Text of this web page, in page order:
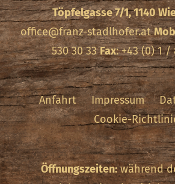
Töpfelgasse 7/1, 1140
office@franz-stadlhofer.at
530 30 33Fax: +43 (0) 1 /
Anfahrt Impressum
Cookie-
Öffnungszeiten:während